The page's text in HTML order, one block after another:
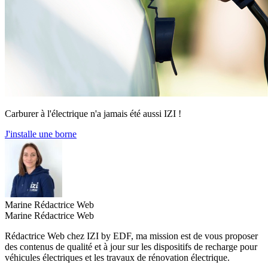
Carburer à l'électrique n'a jamais été aussi IZI !
J'installe une borne
Marine Rédactrice Web
Marine Rédactrice Web
Rédactrice Web chez IZI by EDF, ma mission est de vous proposer
des contenus de qualité et à jour sur les dispositifs de recharge pour
véhicules électriques et les travaux de rénovation électrique.